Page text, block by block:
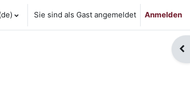
Sie sind als Gast angemeldet Anmelden